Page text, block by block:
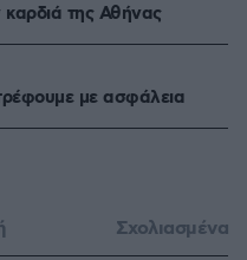
καρδιά της Αθήνας
με ασφάλεια
Σχολιασμένα